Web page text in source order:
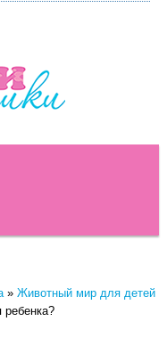
» Животный мир для детей